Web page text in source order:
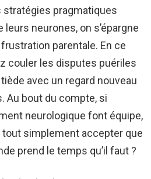
pragmatiques
leurs neurones, on s’épargne
parentale. En ce
couler les disputes puériles
avec un regard nouveau
Au bout du compte, si
neurologique font équipe,
simplement accepter que
prend le temps qu’il faut ?